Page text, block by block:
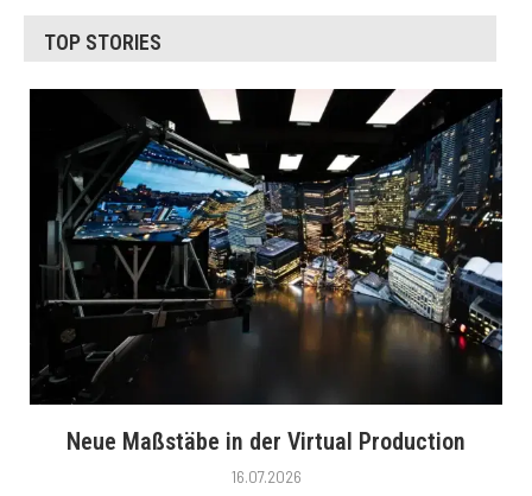
TOP STORIES
Neue Maßstäbe in der Virtual Production
16.07.2026